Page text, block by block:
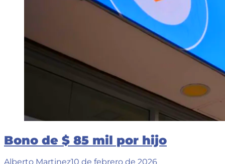
Bono de $ 85 mil por hijo
Alberto Martinez10 de febrero de 2026